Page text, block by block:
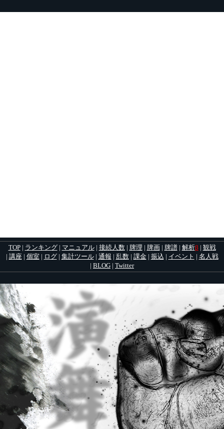
TOP | ランキング | マニュアル | 接続人数 | 牌理 | 牌画 | 牌譜 | 解析β | 観戦
| 講座 | 個室 | ログ | 集計ツール | 通報 | 乱数 | 課金 | 振込 | イベント | 名人戦
| BLOG | Twitter